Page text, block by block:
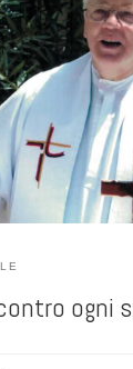
della salita
le attese più
sue contraddizioni
suggerisce
così
ogni